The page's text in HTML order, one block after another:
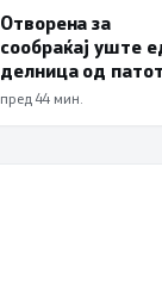
Отворена за
сообраќај уште
делница од патот
Елбасан-Ќафасан
пред 44 мин.